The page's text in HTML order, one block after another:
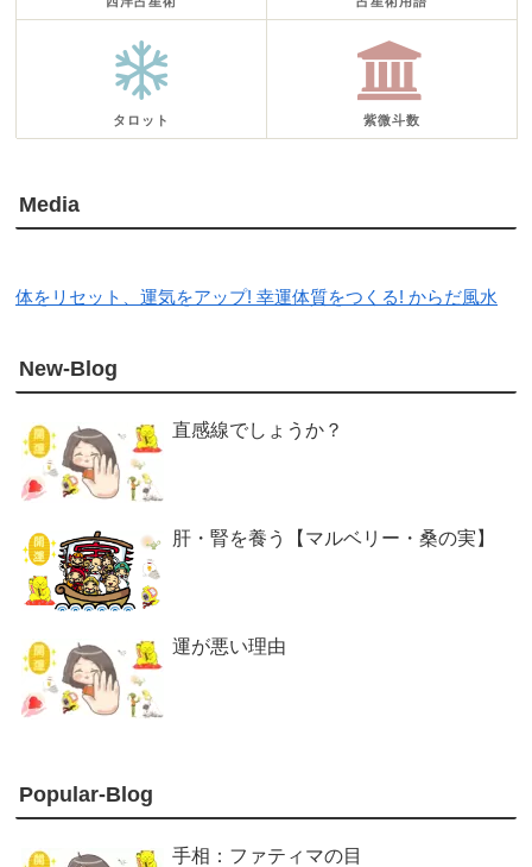
タロット 紫微斗数
Media
体をリセット、運気をアップ! 幸運体質をつくる! からだ風水
New-Blog
直感線でしょうか？
肝・腎を養う【マルベリー・桑の実】
運が悪い理由
Popular-Blog
手相：ファティマの目